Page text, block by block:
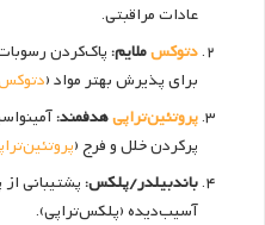
عادات مراقبتی.
دتوکسملایم:پاک‌کردن
برای پذیرش بهتر مواد (
پروتئین‌تراپیهدفمند:
پرکردن خلل و فرج (
باندبیلدر/پلکس:پشتیبانی
آسیب‌دیده (پلکس‌تراپی).